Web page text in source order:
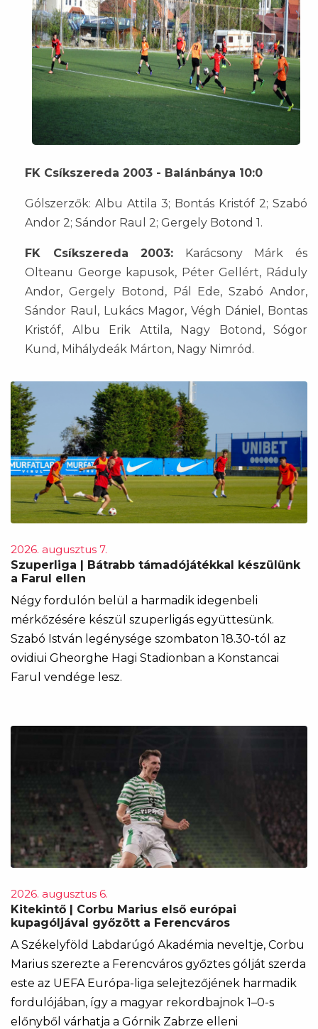
FK Csíkszereda 2003 - Balánbánya 10:0
Gólszerzők: Albu Attila 3; Bontás Kristóf 2; Szabó
Andor 2; Sándor Raul 2; Gergely Botond 1.
FK Csíkszereda 2003: Karácsony Márk és
Olteanu George kapusok, Péter Gellért, Ráduly
Andor, Gergely Botond, Pál Ede, Szabó Andor,
Sándor Raul, Lukács Magor, Végh Dániel, Bontas
Kristóf, Albu Erik Attila, Nagy Botond, Sógor
Kund, Mihálydeák Márton, Nagy Nimród.
2026. augusztus 7.
Szuperliga | Bátrabb támadójátékkal készülünk
a Farul ellen
Négy fordulón belül a harmadik idegenbeli
mérkőzésére készül szuperligás együttesünk.
Szabó István legénysége szombaton 18.30-tól az
ovidiui Gheorghe Hagi Stadionban a Konstancai
Farul vendége lesz.
2026. augusztus 6.
Kitekintő | Corbu Marius első európai
kupagóljával győzött a Ferencváros
A Székelyföld Labdarúgó Akadémia neveltje, Corbu
Marius szerezte a Ferencváros győztes gólját szerda
este az UEFA Európa-liga selejtezőjének harmadik
fordulójában, így a magyar rekordbajnok 1–0-s
előnyből várhatja a Górnik Zabrze elleni